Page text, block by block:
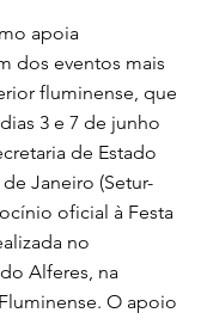
apoia
dos eventos mais
fluminense, que
3 e 7 de junho
de Estado
Janeiro (Setur-
oficial à Festa
no
Alferes, na
O apoio